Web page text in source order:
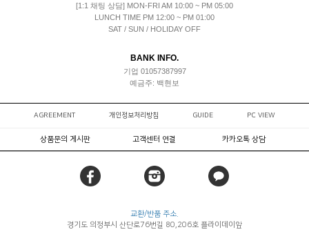
[1:1 채팅 상담] MON-FRI AM 10:00 ~ PM 05:00
LUNCH TIME PM 12:00 ~ PM 01:00
SAT / SUN / HOLIDAY OFF
BANK INFO.
기업 01057387997
예금주: 백현보
AGREEMENT 개인정보처리방침 GUIDE PC VIEW
상품문의 게시판 고객센터 연결 카카오톡 상담
교환/반품 주소.
경기도 의정부시 산단로76번길 80,206호 플라이데이앞